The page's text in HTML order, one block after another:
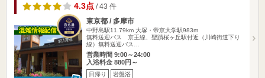
4.3点/ 43 件
東京都 / 多摩市
中野島駅11.79km 大塚・帝京大学駅983m
無料送迎バス 京王線、聖蹟桜ヶ丘駅付近（川崎街道下り
線）無料送迎バス…
営業時間 9:00～24:00
入浴料金 880円～
日帰り 岩盤浴